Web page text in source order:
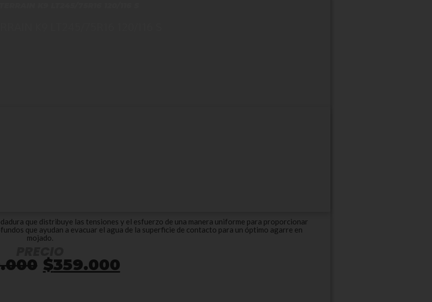
que distribuye las tensiones y el esfuerzo de una manera uniforme para proporcionar
que ayudan a evacuar el agua de la superficie de contacto para un óptimo agarre en
mojado.
El
$359.000El